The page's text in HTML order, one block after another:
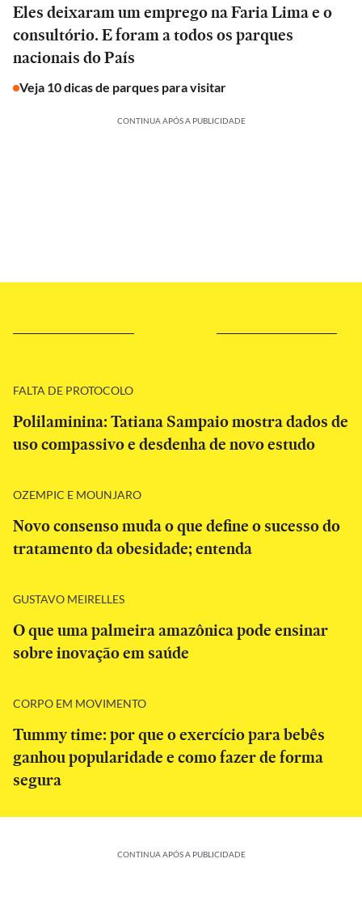
Eles deixaram um emprego na Faria Lima e o
consultório. E foram a todos os parques
nacionais do País
Veja 10 dicas de parques para visitar
CONTINUA APÓS A PUBLICIDADE
FALTA DE PROTOCOLO
Polilaminina: Tatiana Sampaio mostra dados de
uso compassivo e desdenha de novo estudo
OZEMPIC E MOUNJARO
Novo consenso muda o que define o sucesso do
tratamento da obesidade; entenda
GUSTAVO MEIRELLES
O que uma palmeira amazônica pode ensinar
sobre inovação em saúde
CORPO EM MOVIMENTO
Tummy time: por que o exercício para bebês
ganhou popularidade e como fazer de forma
segura
CONTINUA APÓS A PUBLICIDADE